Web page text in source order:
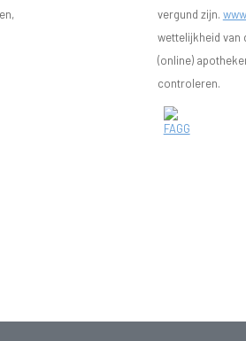
vergund zijn.
wettelijkheid van
(online)
controleren.